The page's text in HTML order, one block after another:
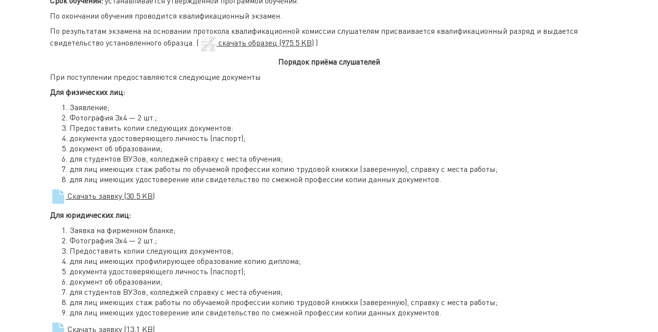
По окончании обучения проводится квалификационный экзамен.
По результатам экзамена на основании протокола квалификационной комиссии слушателям присваивается квалификационный разряд и выдается
свидетельство установленного образца. (
скачать образец (975.5 KB) )
Порядок приёма слушателей
При поступлении предоставляются следующие документы
Для физических лиц:
Заявление;
Фотография 3х4 — 2 шт.;
Предоставить копии следующих документов:
документа удостоверяющего личность (паспорт);
документ об образовании;
для студентов ВУЗов, колледжей справку с места обучения;
для лиц имеющих стаж работы по обучаемой профессии копию трудовой книжки (заверенную), справку с места работы;
для лиц имеющих удостоверение или свидетельство по смежной профессии копии данных документов.
Скачать заявку (30.5 KB)
Для юридических лиц:
Заявка на фирменном бланке;
Фотография 3х4 — 2 шт.;
Предоставить копии следующих документов;
для лиц имеющих профилирующее образование копию диплома;
документа удостоверяющего личность (паспорт);
документ об образовании;
для студентов ВУЗов, колледжей справку с места обучения;
для лиц имеющих стаж работы по обучаемой профессии копию трудовой книжки (заверенную), справку с места работы;
для лиц имеющих удостоверение или свидетельство по смежной профессии копии данных документов.
Скачать заявку (13.1 KB)